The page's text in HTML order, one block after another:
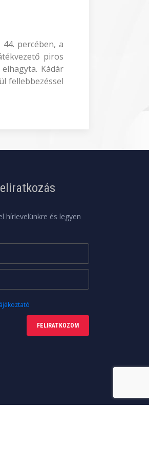
percében, a
piros
Kádár
fellebbezéssel
hírlevelünkre és legyen
FELIRATKOZOM